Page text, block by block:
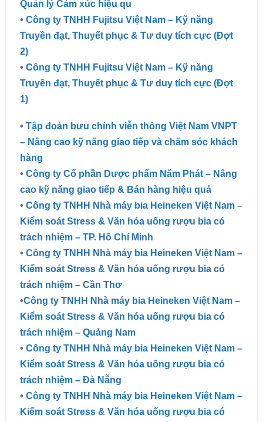
Quản lý Cảm xúc hiệu qu
• Công ty TNHH Fujitsu Việt Nam – Kỹ năng
Truyền đạt, Thuyết phục & Tư duy tích cực (Đợt
2)
• Công ty TNHH Fujitsu Việt Nam – Kỹ năng
Truyền đạt, Thuyết phục & Tư duy tích cực (Đợt
1)
• Tập đoàn bưu chính viễn thông Việt Nam VNPT
– Nâng cao kỹ năng giao tiếp và chăm sóc khách
hàng
• Công ty Cổ phần Dược phẩm Năm Phát – Nâng
cao kỹ năng giao tiếp & Bán hàng hiệu quả
• Công ty TNHH Nhà máy bia Heineken Việt Nam –
Kiểm soát Stress & Văn hóa uống rượu bia có
trách nhiệm – TP. Hồ Chí Minh
• Công ty TNHH Nhà máy bia Heineken Việt Nam –
Kiểm soát Stress & Văn hóa uống rượu bia có
trách nhiệm – Cần Thơ
•Công ty TNHH Nhà máy bia Heineken Việt Nam –
Kiểm soát Stress & Văn hóa uống rượu bia có
trách nhiệm – Quảng Nam
• Công ty TNHH Nhà máy bia Heineken Việt Nam –
Kiểm soát Stress & Văn hóa uống rượu bia có
trách nhiệm – Đà Nẵng
• Công ty TNHH Nhà máy bia Heineken Việt Nam –
Kiểm soát Stress & Văn hóa uống rượu bia có